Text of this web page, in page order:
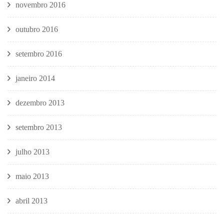
novembro 2016
outubro 2016
setembro 2016
janeiro 2014
dezembro 2013
setembro 2013
julho 2013
maio 2013
abril 2013